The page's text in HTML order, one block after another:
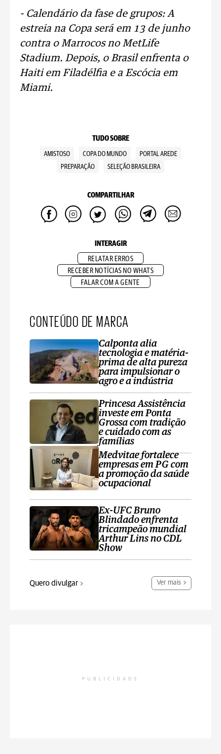
- Calendário da fase de grupos: A
estreia na Copa será em 13 de junho
contra o Marrocos no MetLife
Stadium. Depois, o Brasil enfrenta o
Haiti em Filadélfia e a Escócia em
Miami.
TUDO SOBRE
AMISTOSO COPA DO MUNDO
PORTAL AREDE
PREPARAÇÃO
SELEÇÃO BRASILEIRA
COMPARTILHAR
INTERAGIR
RELATAR ERROS
RECEBER NOTÍCIAS NO WHATS
FALAR COM A GENTE
CONTEÚDO DE MARCA
Calponta alia
tecnologia e matéria-
prima de alta pureza
para impulsionar o
agro e a indústria
Princesa Assistência
investe em Ponta
Grossa com tradição
e cuidado com as
famílias
Medvitae fortalece
empresas em PG com
a promoção da saúde
ocupacional
Ex-UFC Bruno
Blindado enfrenta
tricampeão mundial
Arthur Lins no CDL
Show
Quero divulgar Ver mais
PUBLICIDADE